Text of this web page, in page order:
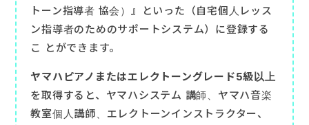
トーン指導者 協会）』といった（自宅個人レッス
ン指導者のためのサポートシステム）に登録する
こ とができます。
ヤマハピアノまたはエレクトーングレード5級以上
を取得すると、ヤマハシステム 講師、ヤマハ音楽
教室個人講師、エレクトーンインストラクター、